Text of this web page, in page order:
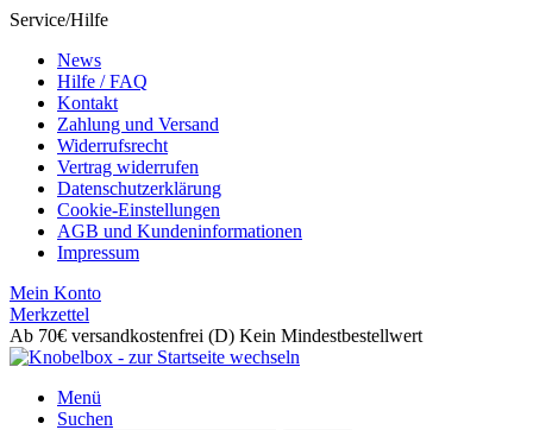
Service/Hilfe
News
Hilfe / FAQ
Kontakt
Zahlung und Versand
Widerrufsrecht
Vertrag widerrufen
Datenschutzerklärung
Cookie-Einstellungen
AGB und Kundeninformationen
Impressum
Mein Konto
Merkzettel
Ab 70€ versandkostenfrei (D) Kein Mindestbestellwert
Menü
Suchen